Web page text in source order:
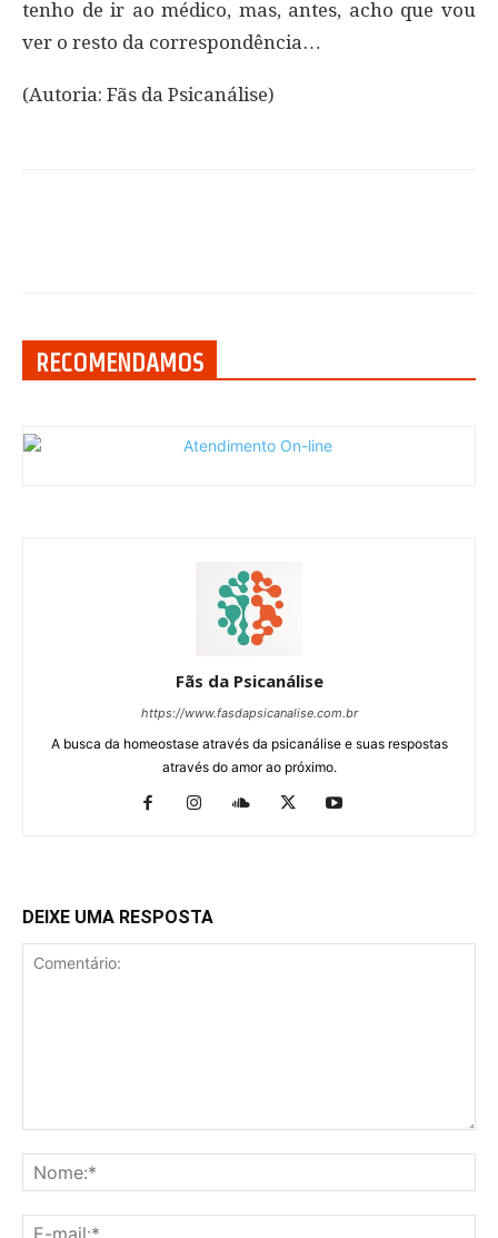
tenho de ir ao médico, mas, antes, acho que vou
ver o resto da correspondência…
(Autoria: Fãs da Psicanálise)
RECOMENDAMOS
Fãs da Psicanálise
https://www.fasdapsicanalise.com.br
A busca da homeostase através da psicanálise e suas respostas
através do amor ao próximo.
DEIXE UMA RESPOSTA